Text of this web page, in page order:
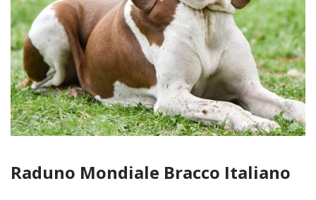
Raduno Mondiale Bracco Italiano